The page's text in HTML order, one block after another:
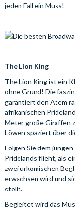
jeden Fall ein Muss!
The Lion King
The Lion King ist ein
ohne Grund! Die
garantiert den Atem
afrikanischen
Meter große Giraffen
Löwen spaziert über
Folgen Sie dem
Pridelands flieht, als
zwei urkomischen
erwachsen wird und
stellt.
Begleitet wird das